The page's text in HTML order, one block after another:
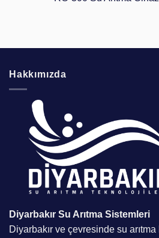
Hakkımızda
Diyarbakır Su Arıtma Sistemleri
Diyarbakır ve çevresinde su